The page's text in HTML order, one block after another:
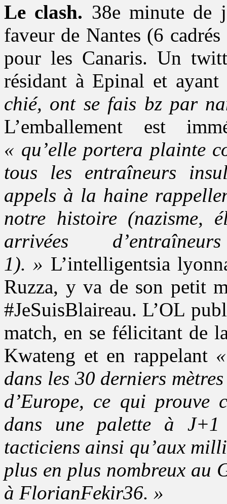
Le clash. 38e minute de
faveur de Nantes (6
pour les Canaris. Un
résidant à Epinal et
chié, ont se fais bz par
L’emballement est
« qu’elle portera plainte
tous les entraîneurs
appels à la haine
notre histoire (nazisme,
arrivées
1). » L’intelligentsia
Ruzza, y va de son petit
#JeSuisBlaireau. L’OL
match, en se félicitant de
Kwateng et en rappelant
dans les 30 derniers
d’Europe, ce qui prouve
dans une palette à
tacticiens ainsi qu’aux
plus en plus nombreux au
à FlorianFekir36. »